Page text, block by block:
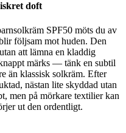
doft
SPF50 möts du av
följsam mot huden. Den
att lämna en kladdig
märks — tänk en subtil
än klassisk solkräm. Efter
nästan lite skyddad utan
men på mörkare textilier kan
ut den ordentligt.